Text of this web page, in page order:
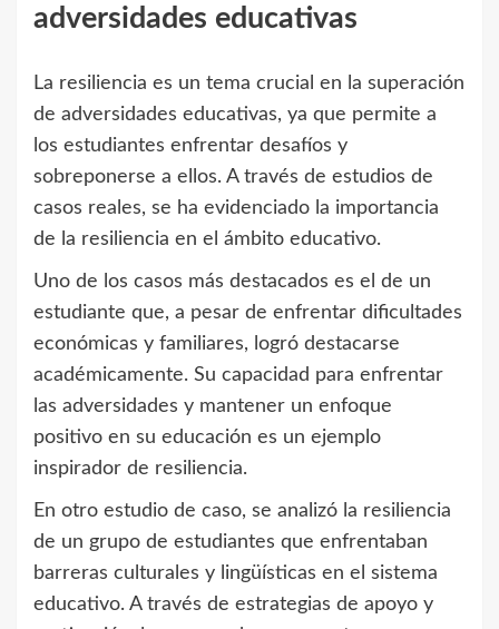
adversidades educativas
La resiliencia es un tema crucial en la superación
de adversidades educativas, ya que permite a
los estudiantes enfrentar desafíos y
sobreponerse a ellos. A través de estudios de
casos reales, se ha evidenciado la importancia
de la resiliencia en el ámbito educativo.
Uno de los casos más destacados es el de un
estudiante que, a pesar de enfrentar dificultades
económicas y familiares, logró destacarse
académicamente. Su capacidad para enfrentar
las adversidades y mantener un enfoque
positivo en su educación es un ejemplo
inspirador de resiliencia.
En otro estudio de caso, se analizó la resiliencia
de un grupo de estudiantes que enfrentaban
barreras culturales y lingüísticas en el sistema
educativo. A través de estrategias de apoyo y